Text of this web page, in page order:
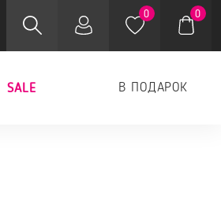
0 0
SALE В ПОДАРОК